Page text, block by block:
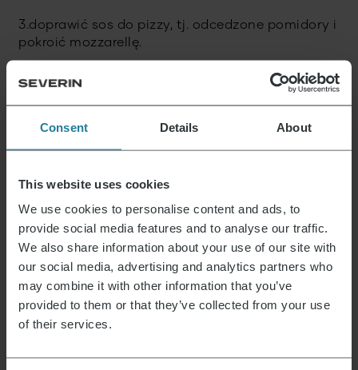
Consent Details About
This website uses cookies
We use cookies to personalise content and ads, to
provide social media features and to analyse our traffic.
We also share information about your use of our site with
our social media, advertising and analytics partners who
may combine it with other information that you’ve
provided to them or that they’ve collected from your use
of their services.
3.doprawić sos do pizzy, tj. odcedzone pomidory i
pokroić mozzarellę.
4. Po upływie czasu garowania rozwałkować
ciasto przy użyciu niewielkiej ilości mąki i wałka
pomidorowym i udekorować według uznania.
Czas gotowania: ok. 10-12 minut w temperaturze
Zdjęcie: ©Denise Goernandt
Tego stoimy.